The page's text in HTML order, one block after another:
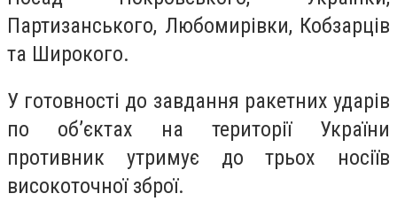
Партизанського, Любомирівки, Кобзарців
та Широкого.
У готовності до завдання ракетних ударів
по об’єктах на території України
противник утримує до трьох носіїв
високоточної зброї.